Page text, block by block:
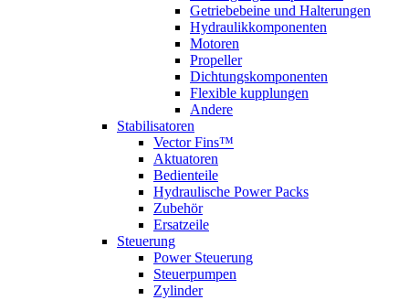
Getriebebeine und Halterungen
Hydraulikkomponenten
Motoren
Propeller
Dichtungskomponenten
Flexible kupplungen
Andere
Stabilisatoren
Vector Fins™
Aktuatoren
Bedienteile
Hydraulische Power Packs
Zubehör
Ersatzeile
Steuerung
Power Steuerung
Steuerpumpen
Zylinder